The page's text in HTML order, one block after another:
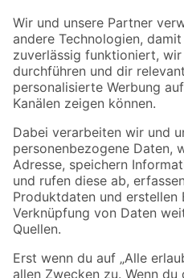
Der toom Newsletter: Keine Angebote
Zur Newsletter Anmeldung
Folge uns
Zahlungsarten
Sicher einkaufen